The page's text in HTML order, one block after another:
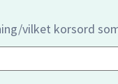
vilket korsord